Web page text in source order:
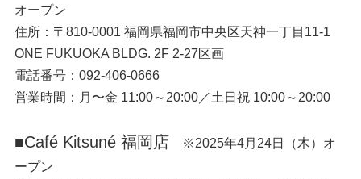
オープン
住所：〒810-0001 福岡県福岡市中央区天神一丁目11-1
ONE FUKUOKA BLDG. 2F 2-27区画
電話番号：092-406-0666
営業時間：月〜金 11:00～20:00／土日祝 10:00～20:00
■Café Kitsuné 福岡店 ※2025年4月24日（木）オ
ープン